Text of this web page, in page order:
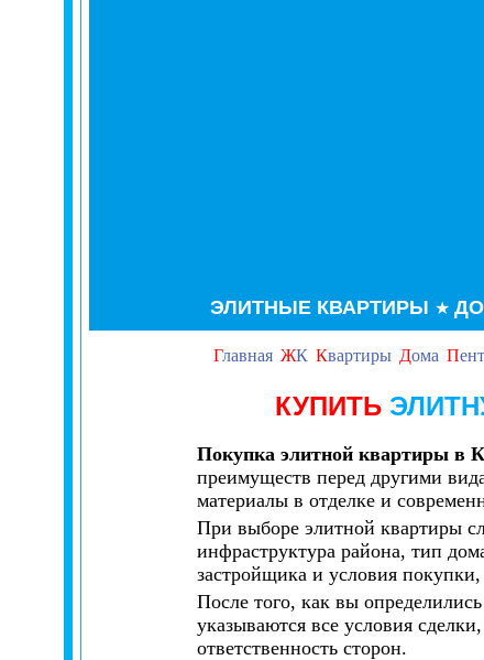
ЭЛИТНЫЕ КВАРТИРЫ ★
Главная ЖК Квартиры Дома П
КУПИТЬ
Покупка элитной квартиры в
преимуществ перед другими
материалы в отделке и
При выборе элитной квартиры
инфраструктура района, тип
застройщика и условия
После того, как вы
указываются все условия
ответственность сторон.